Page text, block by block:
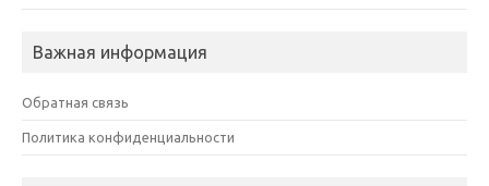
Важная информация
Обратная связь
Политика конфиденциальности